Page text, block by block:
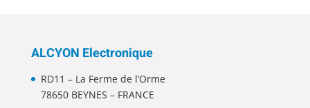
ALCYON Electronique
RD11 – La Ferme de l’Orme
78650 BEYNES – FRANCE